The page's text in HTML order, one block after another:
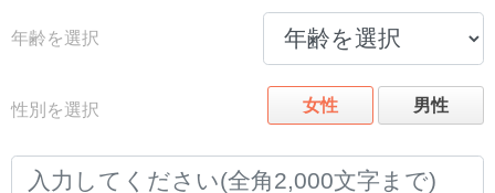
年齢を選択
性別を選択 女性 男性